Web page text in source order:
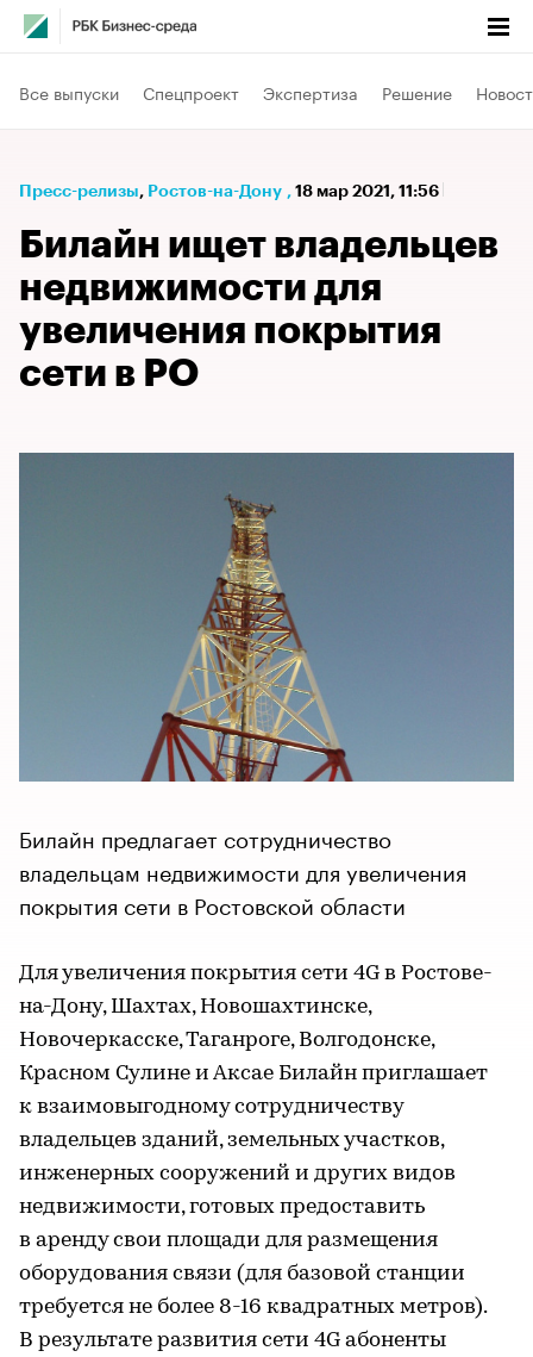
Все выпуски Спецпроект Экспертиза Решение
Пресс-релизы⁠, Ростов-на-Дону , 18 мар 2021, 11:56
Билайн ищет владельцев
недвижимости для
увеличения покрытия
сети в РО
Билайн предлагает сотрудничество
владельцам недвижимости для увеличения
покрытия сети в Ростовской области
Для увеличения покрытия сети 4G в Ростове-
на-Дону, Шахтах, Новошахтинске,
Новочеркасске, Таганроге, Волгодонске,
Красном Сулине и Аксае Билайн приглашает
к взаимовыгодному сотрудничеству
владельцев зданий, земельных участков,
инженерных сооружений и других видов
недвижимости, готовых предоставить
в аренду свои площади для размещения
оборудования связи (для базовой станции
требуется не более 8-16 квадратных метров).
В результате развития сети 4G абоненты